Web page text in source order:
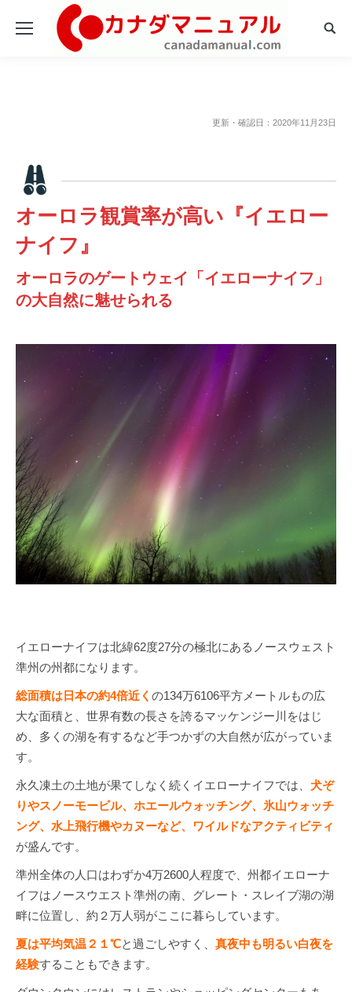
更新・確認日：2020年11月23日
オーロラ観賞率が高い『イエロー
ナイフ』
オーロラのゲートウェイ「イエローナイフ」
の大自然に魅せられる
イエローナイフは北緯62度27分の極北にあるノースウェスト
準州の州都になります。
総面積は日本の約4倍近く の134万6106平方メートルもの広
大な面積と、世界有数の長さを誇るマッケンジー川をはじ
め、多くの湖を有するなど手つかずの大自然が広がっていま
す。
永久凍土の土地が果てしなく続くイエローナイフでは、 犬ぞ
りやスノーモービル、ホエールウォッチング、氷山ウォッチ
ング、水上飛行機やカヌーなど、ワイルドなアクティビティ
が盛んです。
準州全体の人口はわずか4万2600人程度で、州都イエローナ
イフはノースウエスト準州の南、グレート・スレイブ湖の湖
畔に位置し、約２万人弱がここに暮らしています。
夏は平均気温２１℃と過ごしやすく、 真夜中も明るい白夜を
経験することもできます。